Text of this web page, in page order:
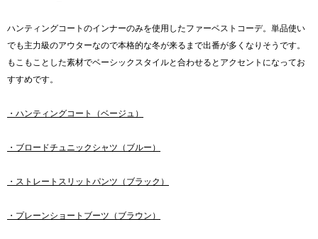
ハンティングコートのインナーのみを使用したファーベストコーデ。単品使い
でも主力級のアウターなので本格的な冬が来るまで出番が多くなりそうです。
もこもことした素材でベーシックスタイルと合わせるとアクセントになってお
すすめです。
・ハンティングコート（ベージュ）
・ブロードチュニックシャツ（ブルー）
・ストレートスリットパンツ（ブラック）
・プレーンショートブーツ（ブラウン）